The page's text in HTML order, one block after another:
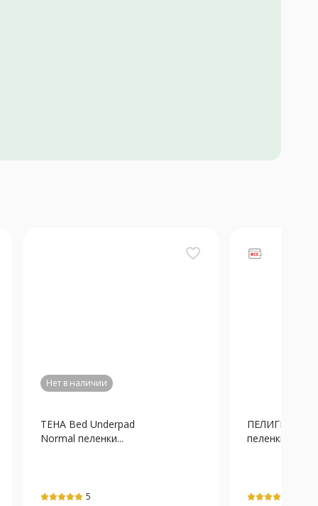
favorite_border
Нет в наличии
ТЕНА Bed Underpad
Normal пеленки...
5
ПЕЛИГРИН
пеленки